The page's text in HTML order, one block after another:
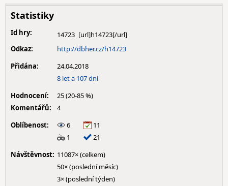
Statistiky
Id hry:
14723
Odkaz:
http://dbher.cz/h14723
Přidána:
24.04.2018
8 let a 107 dní
Hodnocení:
25 (20-85 %)
Komentářů:
4
Oblíbenost:
6
11
1
21
Návštěvnost: 11087× (celkem)
50× (poslední měsíc)
3× (poslední týden)